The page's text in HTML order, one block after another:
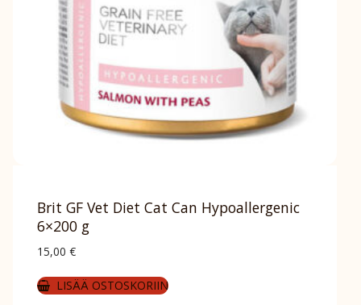
Brit GF Vet Diet Cat Can Hypoallergenic
6×200 g
15,00 €
LISÄÄ OSTOSKORIIN